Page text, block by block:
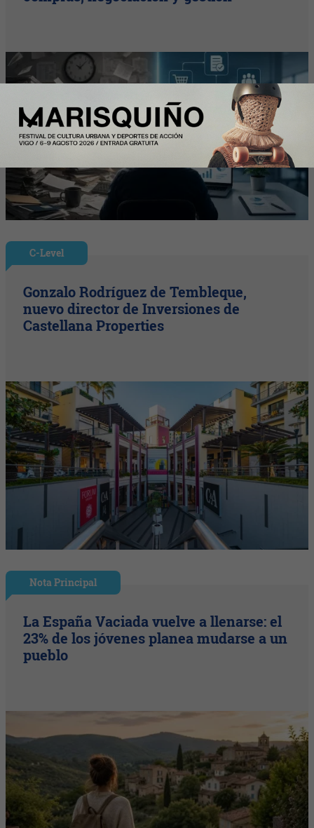
C-Level
Gonzalo Rodríguez de Tembleque,
nuevo director de Inversiones de
Castellana Properties
Nota Principal
La España Vaciada vuelve a llenarse: el
23% de los jóvenes planea mudarse a un
pueblo